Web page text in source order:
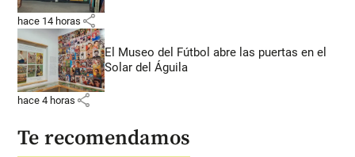
hace 14 horas share
El Museo del Fútbol abre las puertas en el
Solar del Águila
hace 4 horas share
Te recomendamos